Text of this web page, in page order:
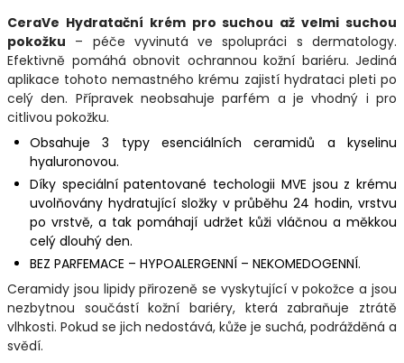
CeraVe Hydratační krém pro suchou až velmi suchou
pokožku – péče vyvinutá ve spolupráci s dermatology.
Efektivně pomáhá obnovit ochrannou kožní bariéru. Jediná
aplikace tohoto nemastného krému zajistí hydrataci pleti po
celý den. Přípravek neobsahuje parfém a je vhodný i pro
citlivou pokožku.
Obsahuje 3 typy esenciálních ceramidů a kyselinu
hyaluronovou.
Díky speciální patentované techologii MVE jsou z krému
uvolňovány hydratující složky v průběhu 24 hodin, vrstvu
po vrstvě, a tak pomáhají udržet kůži vláčnou a měkkou
celý dlouhý den.
BEZ PARFEMACE – HYPOALERGENNÍ – NEKOMEDOGENNÍ.
Ceramidy jsou lipidy přirozeně se vyskytující v pokožce a jsou
nezbytnou součástí kožní bariéry, která zabraňuje ztrátě
vlhkosti. Pokud se jich nedostává, kůže je suchá, podrážděná a
svědí.